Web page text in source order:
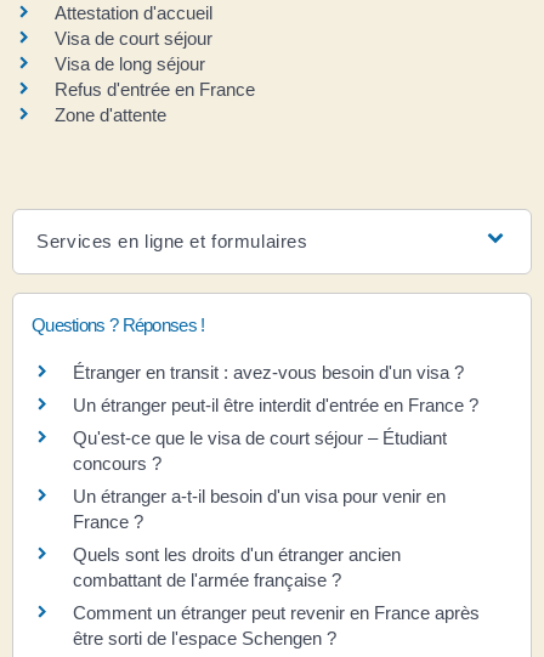
Attestation d'accueil
Visa de court séjour
Visa de long séjour
Refus d'entrée en France
Zone d'attente
Services en ligne et formulaires
Questions ? Réponses !
Étranger en transit : avez-vous besoin d'un visa ?
Un étranger peut-il être interdit d'entrée en France ?
Qu'est-ce que le visa de court séjour – Étudiant
concours ?
Un étranger a-t-il besoin d'un visa pour venir en
France ?
Quels sont les droits d'un étranger ancien
combattant de l'armée française ?
Comment un étranger peut revenir en France après
être sorti de l'espace Schengen ?